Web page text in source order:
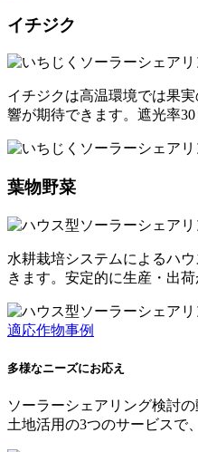
イチジク
イチジクは高温環境では果
響が期待できます。遮光率
葉物野菜
水耕栽培システムによるハ
きます。安定的に生産・出
適応作物事例
多様なニーズにお応え
ソーラーシェアリング検討
土地活用の3つのサービスで